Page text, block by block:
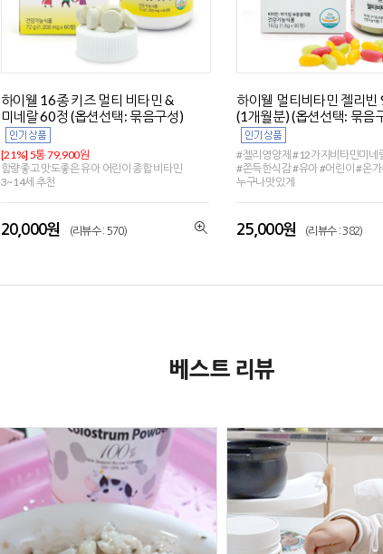
하이웰 16종 키즈 멀티 비타민 &
미네랄 60정 (옵션선택: 묶음구성)
[21%] 5통 79,900원
함량좋고 맛도좋은 유아 어린이 종합 비타민
3~14세 추천
20,000원 (리뷰수 : 570)
하이웰 멀티비타민 젤리빈
(1개월분) (옵션선택: 묶음
#젤리영양제 #12가지비타민미네
#쫀득한식감 #유아 #어린이 #온
누구나맛있게
25,000원 (리뷰수 : 382)
베스트 리뷰